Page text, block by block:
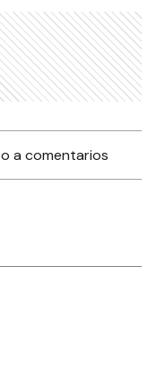
a comentarios